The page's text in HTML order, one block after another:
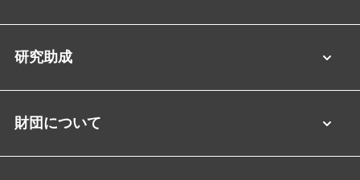
研究助成
財団について